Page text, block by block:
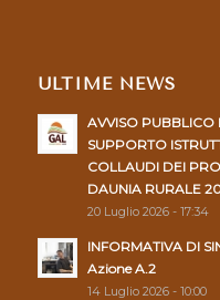
ULTIME NEWS
AVVISO PUBBLICO
SUPPORTO
COLLAUDI DEI
DAUNIA RURALE
20 Luglio 2026 - 17:34
INFORMATIVA DI
Azione A.2
14 Luglio 2026 - 10:00